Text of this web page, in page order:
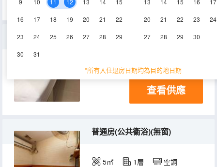
9 10 11 12 13 14 15
16 17 18 19 20 21 22
23 24 25 26 27 28 29
30 31
13 14 15 16 17
20 21 22 23 24
27 28 29 30
*所有入住退房日期均為目的地日期
特惠單人間(無窗)
5㎡ 1層
查看供應
普通房(公共衞浴)(無窗)
5㎡ 1層 空調